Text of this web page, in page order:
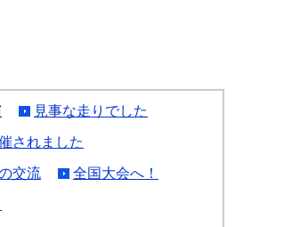
見事な走りでした
されました
交流 全国大会へ！